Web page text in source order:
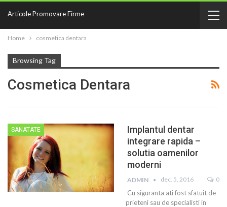
Articole Promovare Firme
Home cosmetica dentara
Browsing Tag
Cosmetica Dentara
SANATATE
Implantul dentar
integrare rapida –
solutia oamenilor
moderni
ADMIN dec. 5, 2016 0
Cu siguranta ati fost sfatuit de
prieteni sau de specialisti in